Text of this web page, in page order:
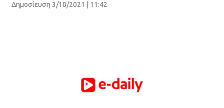
Life
Δημοσίευση 3/10/2021 | 11:42